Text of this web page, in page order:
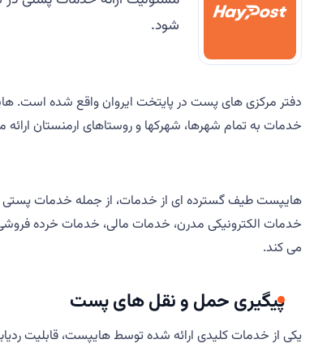
شود.
خدمات به تمام شهرها، شهرکها و روستاهای ارمنستان ارائه
خدمات الکترونیکی مدرن، خدمات مالی، خدمات خرده فروشی
می کند.
پیگیری حمل و نقل های پست
یکی از خدمات کلیدی ارائه شده توسط هایپست، قابلیت